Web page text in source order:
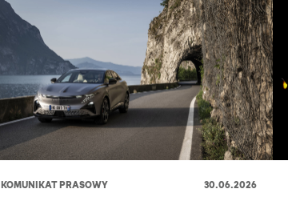
KOMUNIKAT PRASOWY 30.06.2026